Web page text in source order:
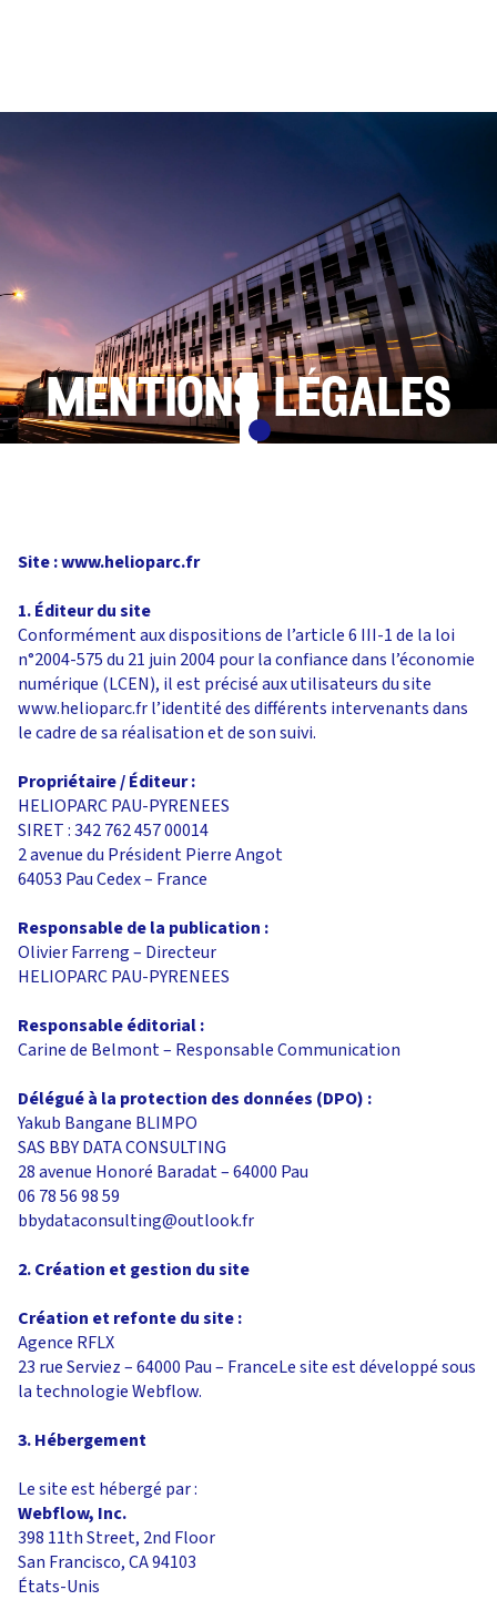
mentions légales
Site : www.helioparc.fr
1. Éditeur du site
Conformément aux dispositions de l’article 6 III-1 de la loi
n°2004-575 du 21 juin 2004 pour la confiance dans l’économie
numérique (LCEN), il est précisé aux utilisateurs du site
www.helioparc.fr l’identité des différents intervenants dans
le cadre de sa réalisation et de son suivi.
Propriétaire / Éditeur :
HELIOPARC PAU-PYRENEES
SIRET : 342 762 457 00014
2 avenue du Président Pierre Angot
64053 Pau Cedex – France
Responsable de la publication :
Olivier Farreng – Directeur
HELIOPARC PAU-PYRENEES
Responsable éditorial :
Carine de Belmont – Responsable Communication
Délégué à la protection des données (DPO) :
Yakub Bangane BLIMPO
SAS BBY DATA CONSULTING
28 avenue Honoré Baradat – 64000 Pau
06 78 56 98 59
bbydataconsulting@outlook.fr
2. Création et gestion du site
Création et refonte du site :
Agence RFLX
23 rue Serviez – 64000 Pau – FranceLe site est développé sous
la technologie Webflow.
3. Hébergement
Le site est hébergé par :
Webflow, Inc.
398 11th Street, 2nd Floor
San Francisco, CA 94103
États-Unis